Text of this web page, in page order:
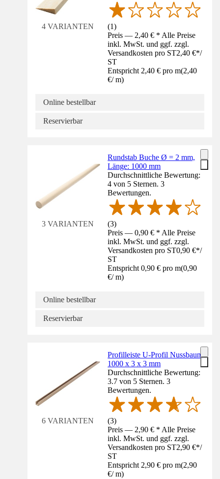
4 VARIANTEN (1)
Preis — 2,40 € * Alle Preise
inkl. MwSt. und ggf. zzgl.
Versandkosten pro ST2,40 €*/
ST
Entspricht 2,40 € pro m(2,40
€/ m)
Online bestellbar
Reservierbar
3 VARIANTEN
Rundstab Buche Ø = 2 mm,
Länge: 1000 mm
Durchschnittliche Bewertung:
4 von 5 Sternen. 3
Bewertungen.
(3)
Preis — 0,90 € * Alle Preise
inkl. MwSt. und ggf. zzgl.
Versandkosten pro ST0,90 €*/
ST
Entspricht 0,90 € pro m(0,90
€/ m)
Online bestellbar
Reservierbar
6 VARIANTEN
Profilleiste U-Profil Nussbaum
1000 x 3 x 3 mm
Durchschnittliche Bewertung:
3.7 von 5 Sternen. 3
Bewertungen.
(3)
Preis — 2,90 € * Alle Preise
inkl. MwSt. und ggf. zzgl.
Versandkosten pro ST2,90 €*/
ST
Entspricht 2,90 € pro m(2,90
€/ m)